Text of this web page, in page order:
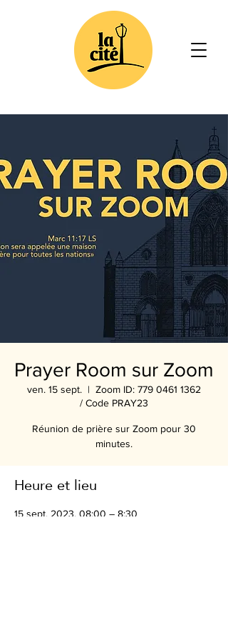
Prayer Room sur Zoom
ven. 15 sept.
  |
Zoom ID: 779 0461 1362
/ Code PRAY23
Réunion de prière sur Zoom pour 30
minutes.
Heure et lieu
15 sept. 2023, 08:00 – 8:30